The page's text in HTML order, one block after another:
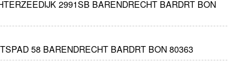
2991SB BARENDRECHT BARDRT BON
58 BARENDRECHT BARDRT BON 80363